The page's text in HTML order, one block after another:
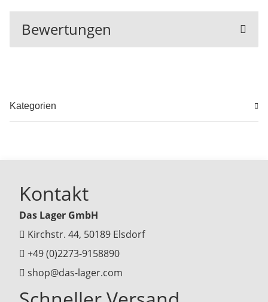
Bewertungen
Kategorien
Kontakt
Das Lager GmbH
Kirchstr. 44, 50189 Elsdorf
+49 (0)2273-9158890
shop@das-lager.com